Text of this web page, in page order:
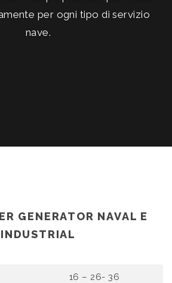
per ogni tipo di servizio
nave.
GENERATOR NAVAL E
INDUSTRIAL
16 – 26- 36